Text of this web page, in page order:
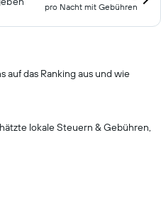
pro Nacht mit Gebühren
auf das Ranking aus und wie
lokale Steuern & Gebühren,